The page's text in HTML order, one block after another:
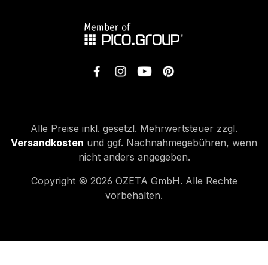
Alle Preise inkl. gesetzl. Mehrwertsteuer zzgl.
Versandkosten und ggf. Nachnahmegebühren, wenn
nicht anders angegeben.
Copyright © 2026 OZETA GmbH. Alle Rechte
vorbehalten.